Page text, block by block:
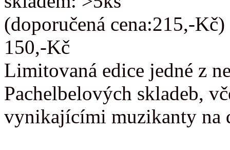
(doporučená cena:215,-Kč)
150,-Kč
Limitovaná edice jedné z
Pachelbelových skladeb,
vynikajícími muzikanty na